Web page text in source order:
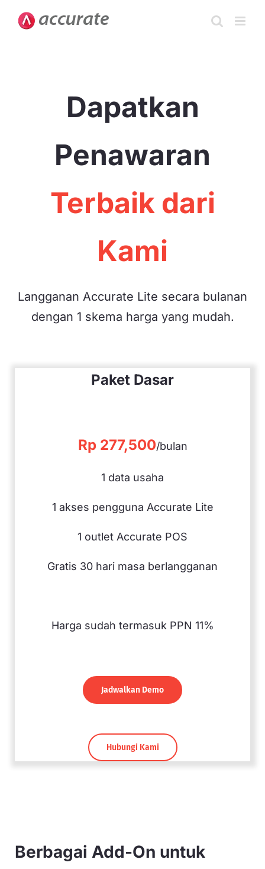
Dapatkan
Penawaran
Terbaik dari
Kami
Langganan Accurate Lite secara bulanan
dengan 1 skema harga yang mudah.
Paket Dasar
Rp 277,500/bulan
1 data usaha
1 akses pengguna Accurate Lite
1 outlet Accurate POS
Gratis 30 hari masa berlangganan
Harga sudah termasuk PPN 11%
Jadwalkan Demo
Hubungi Kami
Berbagai Add-On untuk